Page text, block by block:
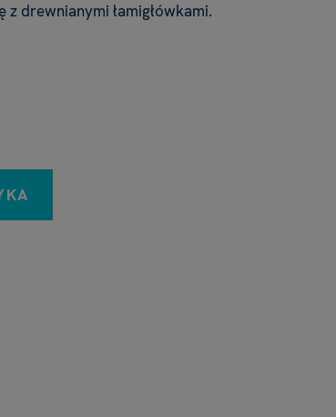
drewnianymi łamigłówkami.